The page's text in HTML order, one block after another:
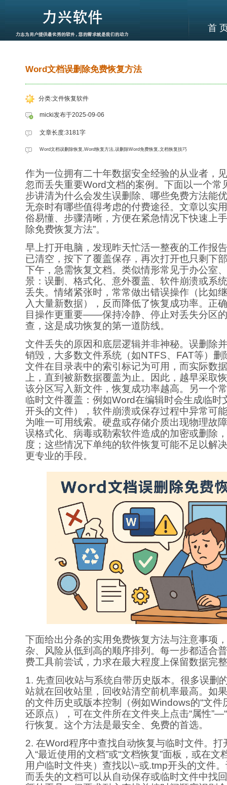
首
Word文档误删除免费恢复方法
分类:文件恢复软件
micki发布于2025-09-06
文章长度:3181字
Word文档误删除恢复,Word恢复方法,误删除Word免费恢复,文档恢复技巧
作为一位拥有二十年数据安全经验的从业者，
忽而丢失重要Word文档的案例。下面以一个常
步讲清为什么会发生误删除、哪些免费方法能
无奈时有哪些值得考虑的付费途径。文章以实
俗易懂、步骤清晰，方便在紧急情况下快速上
除免费恢复方法”。
早上打开电脑，发现昨天忙活一整夜的工作报
已清空，按下了覆盖保存，再次打开也只剩下
下午，急需恢复文档。类似情形常见于办公室
景：误删、格式化、意外覆盖、软件崩溃或系
丢失。情绪紧张时，常常做出错误操作（比如
入大量新数据），反而降低了恢复成功率。正
目操作更重要——保持冷静、停止对丢失分区
查，这是成功恢复的第一道防线。
文件丢失的原因和底层逻辑并非神秘。误删除
销毁，大多数文件系统（如NTFS、FAT等）删
文件在目录表中的索引标记为可用，而实际数
上，直到被新数据覆盖为止。因此，越早采取
该分区写入新文件，恢复成功率越高。另一个
临时文件覆盖：例如Word在编辑时会生成临时
开头的文件），软件崩溃或保存过程中异常可
为唯一可用线索。硬盘或存储介质出现物理故
误格式化、病毒或勒索软件造成的加密或删除
度；这些情况下单纯的软件恢复可能不足以解
更专业的手段。
下面给出分条的实用免费恢复方法与注意事项
杂、风险从低到高的顺序排列。每一步都适合
费工具前尝试，力求在最大程度上保留数据完
1. 先查回收站与系统自带历史版本。很多误删
站就在回收站里，回收站清空前机率最高。如
的文件历史或版本控制（例如Windows的“文件
还原点），可在文件所在文件夹上点击“属性
行恢复。这个方法是最安全、免费的首选。
2. 在Word程序中查找自动恢复与临时文件。打
入“最近使用的文档”或“文档恢复”面板，或在文
用户临时文件夹）查找以\~或.tmp开头的文件
而丢失的文档可以从自动保存或临时文件中找